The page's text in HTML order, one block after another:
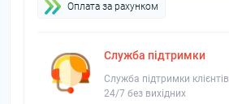
Оплата за рахунком
Служба підтримки
Служба підтримки клієнтів
24/7 без вихідних